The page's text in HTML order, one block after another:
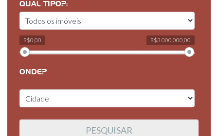
QUAL TIPO?:
R$0,00 R$3 000 000,00
ONDE?